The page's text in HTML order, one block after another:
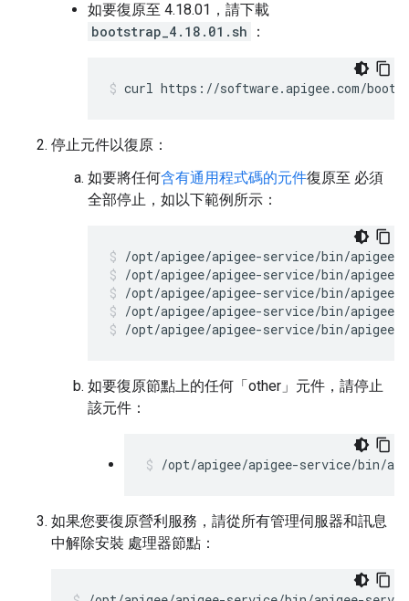
如要復原至 4.18.01，請下載
bootstrap_4.18.01.sh
：
curl https://software.apigee.com/
停止元件以復原：
如要將任何含有通用程式碼的元件復原至 必須
全部停止，如以下範例所示：
/opt/apigee/apigee-service/bin/apigee-
/opt/apigee/apigee-service/bin/apigee-
/opt/apigee/apigee-service/bin/apigee-
/opt/apigee/apigee-service/bin/apigee-
如要復原節點上的任何「other」 元件，請停止
該元件：
/opt/apigee/apigee-service/bin/
如果您要復原營利服務，請從所有管理伺服器和訊息
中解除安裝 處理器節點：